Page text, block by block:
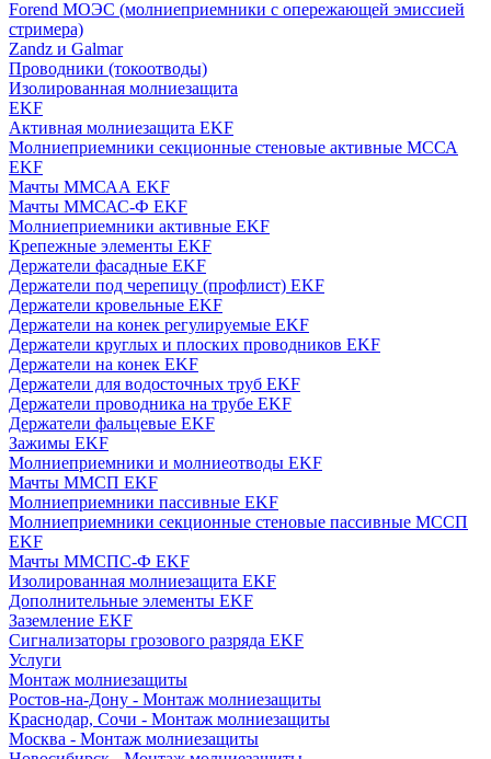
Forend МОЭС (молниеприемники с опережающей эмиссией
стримера)
Zandz и Galmar
Проводники (токоотводы)
Изолированная молниезащита
EKF
Активная молниезащита EKF
Молниеприемники секционные стеновые активные МССА
EKF
Мачты ММСАА EKF
Мачты ММСАС-Ф EKF
Молниеприемники активные EKF
Крепежные элементы EKF
Держатели фасадные EKF
Держатели под черепицу (профлист) EKF
Держатели кровельные EKF
Держатели на конек регулируемые EKF
Держатели круглых и плоских проводников EKF
Держатели на конек EKF
Держатели для водосточных труб EKF
Держатели проводника на трубе EKF
Держатели фальцевые EKF
Зажимы EKF
Молниеприемники и молниеотводы EKF
Мачты ММСП EKF
Молниеприемники пассивные EKF
Молниеприемники секционные стеновые пассивные МССП
EKF
Мачты ММСПС-Ф EKF
Изолированная молниезащита EKF
Дополнительные элементы EKF
Заземление EKF
Сигнализаторы грозового разряда EKF
Услуги
Монтаж молниезащиты
Ростов-на-Дону - Монтаж молниезащиты
Краснодар, Сочи - Монтаж молниезащиты
Москва - Монтаж молниезащиты